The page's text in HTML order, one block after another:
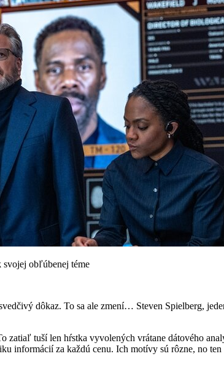
obľúbenej téme
dôkaz. To sa ale zmení… Steven Spielberg,
tuší len hŕstka vyvolených vrátane dátového
informácií za každú cenu. Ich motívy sú rôzne, no